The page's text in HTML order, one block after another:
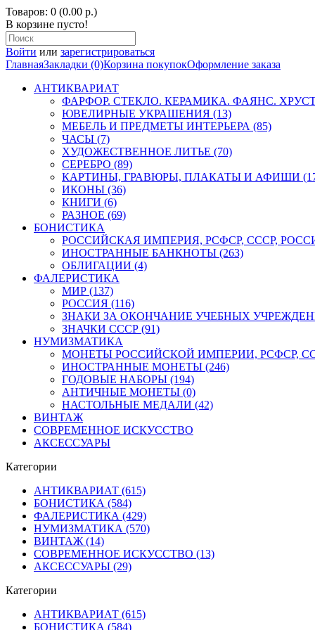
Товаров: 0 (0.00 р.)
В корзине пусто!
Войти или зарегистрироваться
ГлавнаяЗакладки (0)Корзина покупокОформление заказа
АНТИКВАРИАТ
ФАРФОР. СТЕКЛО. КЕРАМИКА. ФАЯНС.
ЮВЕЛИРНЫЕ УКРАШЕНИЯ (13)
МЕБЕЛЬ И ПРЕДМЕТЫ ИНТЕРЬЕРА (85)
ЧАСЫ (7)
ХУДОЖЕСТВЕННОЕ ЛИТЬЕ (70)
СЕРЕБРО (89)
КАРТИНЫ, ГРАВЮРЫ, ПЛАКАТЫ И АФИШИ
ИКОНЫ (36)
КНИГИ (6)
РАЗНОЕ (69)
БОНИСТИКА
РОССИЙСКАЯ ИМПЕРИЯ, РСФСР, СССР,
ИНОСТРАННЫЕ БАНКНОТЫ (263)
ОБЛИГАЦИИ (4)
ФАЛЕРИСТИКА
МИР (137)
РОССИЯ (116)
ЗНАКИ ЗА ОКОНЧАНИЕ УЧЕБНЫХ
ЗНАЧКИ СССР (91)
НУМИЗМАТИКА
МОНЕТЫ РОССИЙСКОЙ ИМПЕРИИ, РСФСР,
ИНОСТРАННЫЕ МОНЕТЫ (246)
ГОДОВЫЕ НАБОРЫ (194)
АНТИЧНЫЕ МОНЕТЫ (0)
НАСТОЛЬНЫЕ МЕДАЛИ (42)
ВИНТАЖ
СОВРЕМЕННОЕ ИСКУССТВО
АКСЕССУАРЫ
Категории
АНТИКВАРИАТ (615)
БОНИСТИКА (584)
ФАЛЕРИСТИКА (429)
НУМИЗМАТИКА (570)
ВИНТАЖ (14)
СОВРЕМЕННОЕ ИСКУССТВО (13)
АКСЕССУАРЫ (29)
Категории
АНТИКВАРИАТ (615)
БОНИСТИКА (584)